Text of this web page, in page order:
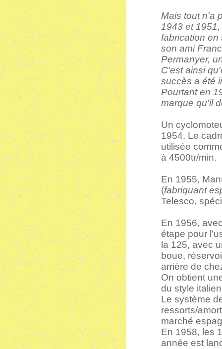
Mais tout n'a
1943 et
fabrication en
son ami
Permanyer,
C'est ainsi
succès a été
Pourtant en
marque qu'il
Un
1954. Le
utilisée
à 4500tr/min.
En 1955,
(fabriquant
Telesco,
En 1956,
étape pour
la 125, avec
boue,
arrière de
On obtient
du style
Le système
ressorts/
marché
En 1958, les
année est